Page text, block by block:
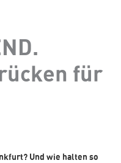
für
Und wie halten so